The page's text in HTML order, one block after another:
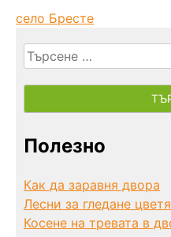
село Бресте
Търсене
за:
Полезно
Как да заравня двора
Лесни за гледане
Косене на тревата в